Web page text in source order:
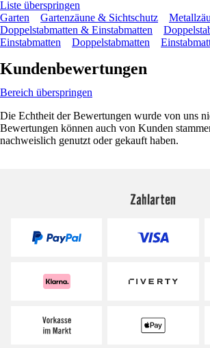
Liste überspringen
Garten
Gartenzäune & Sichtschutz
Doppelstabmatten & Einstabmatten
Einstabmatten
Doppelstabmatten
Kundenbewertungen
Bereich überspringen
Die Echtheit der Bewertungen wurde von uns
Bewertungen können auch von Kunden
nachweislich genutzt oder gekauft haben.
Zahlarten